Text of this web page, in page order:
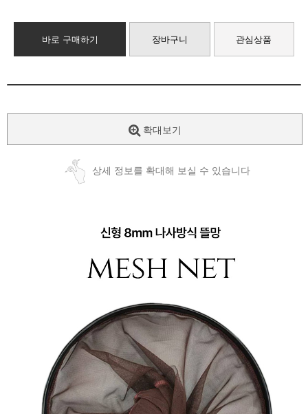
바로 구매하기 장바구니 관심상품
확대보기
상세 정보를 확대해 보실 수 있습니다